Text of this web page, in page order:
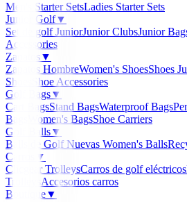
Men's Starter SetsLadies Starter Sets
Junior Golf▼
Set de golf JuniorJunior ClubsJunior
Accessories
Zapatos▼
Zapatos HombreWomen's ShoesShoes
Shoes
Shoe Accessories
Golf Bags▼
Cart BagsStand BagsWaterproof Bags
Bags
Women's BagsShoe Carriers
Golf Balls▼
Balls de Golf Nuevas Women's Balls
Carros
▼
Clicgear TrolleysCarros de golf eléctricos
Trolleys Accesorios carros
Boutique▼